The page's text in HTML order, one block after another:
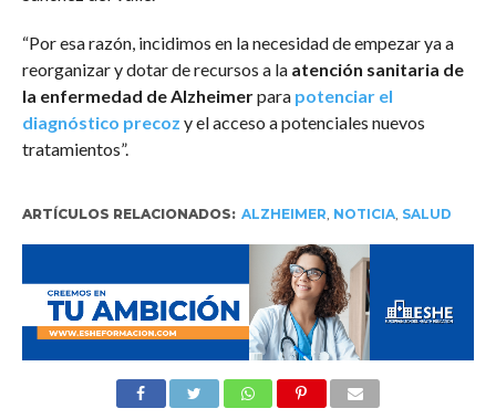
“Por esa razón, incidimos en la necesidad de empezar ya a
reorganizar y dotar de recursos a la atención sanitaria de
la enfermedad de Alzheimerpara potenciar el
diagnóstico precoz y el acceso a potenciales nuevos
tratamientos”.
ARTÍCULOS RELACIONADOS: ALZHEIMER NOTICIA, SALUD